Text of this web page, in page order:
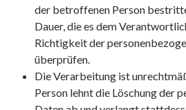
der betroffenen Person
Dauer, die es dem
Richtigkeit der
überprüfen.
Die Verarbeitung ist
Person lehnt die Löschung der